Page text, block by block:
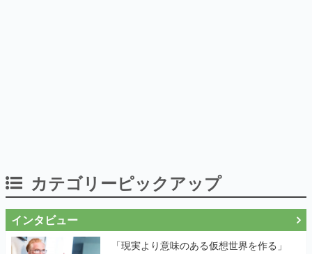
カテゴリーピックアップ
インタビュー
「現実より意味のある仮想世界を作る」